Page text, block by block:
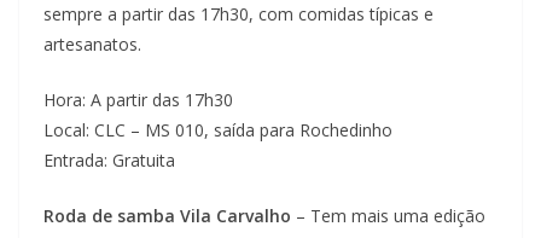
sempre a partir das 17h30, com comidas típicas e
artesanatos.
Hora: A partir das 17h30
Local: CLC – MS 010, saída para Rochedinho
Entrada: Gratuita
Roda de samba Vila Carvalho – Tem mais uma edição